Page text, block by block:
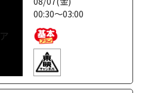
00:30～03:00